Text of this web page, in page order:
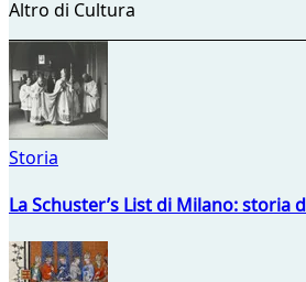
Altro di Cultura
Storia
La Schuster’s List di Milano: storia